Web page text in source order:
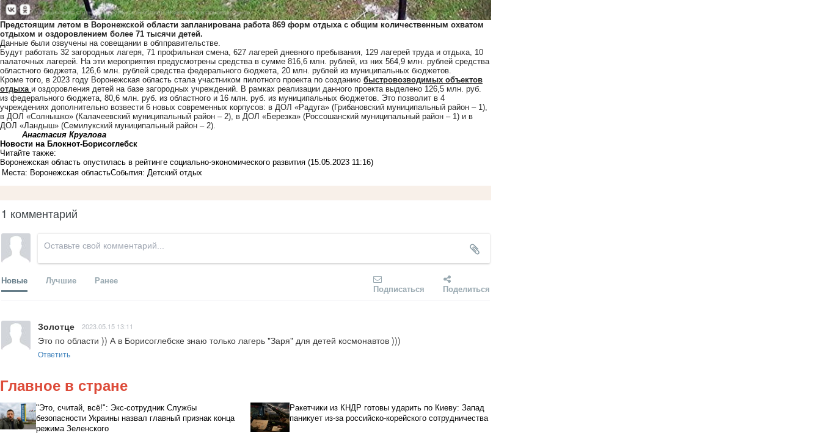
Предстоящим летом в Воронежской области запланирована работа 869 форм отдыха с общим количественным охватом
отдыхом и оздоровлением более 71 тысячи детей.
Данные были озвучены на совещании в облправительстве.
Будут работать 32 загородных лагеря, 71 профильная смена, 627 лагерей дневного пребывания, 129 лагерей труда и отдыха, 10
палаточных лагерей. На эти мероприятия предусмотрены средства в сумме 816,6 млн. рублей, из них 564,9 млн. рублей средства
областного бюджета, 126,6 млн. рублей средства федерального бюджета, 20 млн. рублей из муниципальных бюджетов.
Кроме того, в 2023 году Воронежская область стала участником пилотного проекта по созданию быстровозводимых объектов
отдыха и оздоровления детей на базе загородных учреждений. В рамках реализации данного проекта выделено 126,5 млн. руб.
из федерального бюджета, 80,6 млн. руб. из областного и 16 млн. руб. из муниципальных бюджетов. Это позволит в 4
учреждениях дополнительно возвести 6 новых современных корпусов: в ДОЛ «Радуга» (Грибановский муниципальный район – 1),
в ДОЛ «Солнышко» (Калачеевский муниципальный район – 2), в ДОЛ «Березка» (Россошанский муниципальный район – 1) и в
ДОЛ «Ландыш» (Семилукский муниципальный район – 2).
Анастасия Круглова
Новости на Блoкнoт-Борисоглебск
Читайте также:
Воронежская область опустилась в рейтинге социально-экономического развития (15.05.2023 11:16)
Места: Воронежская областьСобытия: Детский отдых
1 комментарий
Новые Лучшие Ранее
Подписаться Поделиться
Золотце 2023.05.15 13:11
Это по области )) А в Борисоглебске знаю только лагерь "Заря" для детей космонавтов )))
Ответить
Главное в стране
"Это, считай, всё!": Экс-сотрудник Службы
безопасности Украины назвал главный признак конца
режима Зеленского
Ракетчики из КНДР готовы ударить по Киеву: Запад
паникует из-за российско-корейского сотрудничества